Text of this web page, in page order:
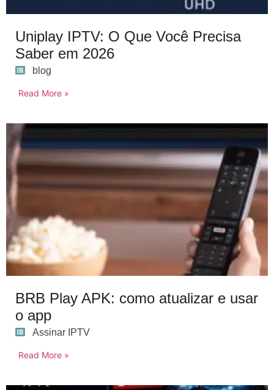
Uniplay IPTV: O Que Você Precisa
Saber em 2026
blog
Read More »
BRB Play APK: como atualizar e usar
o app
Assinar IPTV
Read More »